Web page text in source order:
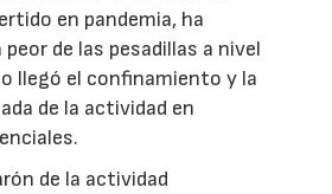
en pandemia, ha
de las pesadillas a nivel
llegó el confinamiento y la
de la actividad en
de la actividad